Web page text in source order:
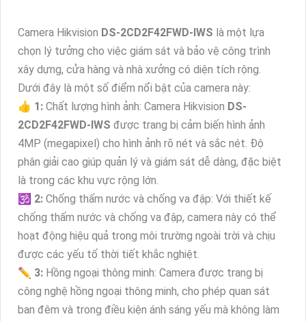
Camera Hikvision DS-2CD2F42FWD-IWS là một lựa
chọn lý tưởng cho việc giám sát và bảo vệ công trình
xây dựng, cửa hàng và nhà xưởng có diện tích rộng.
Dưới đây là một số điểm nổi bật của camera này:
👍 1: Chất lượng hình ảnh: Camera Hikvision DS-
2CD2F42FWD-IWS được trang bị cảm biến hình ảnh
4MP (megapixel) cho hình ảnh rõ nét và sắc nét. Độ
phân giải cao giúp quản lý và giám sát dễ dàng, đặc biệt
là trong các khu vực rộng lớn.
🕉️ 2: Chống thấm nước và chống va đập: Với thiết kế
chống thấm nước và chống va đập, camera này có thể
hoạt động hiệu quả trong môi trường ngoài trời và chịu
được các yếu tố thời tiết khắc nghiệt.
✏ 3: Hồng ngoại thông minh: Camera được trang bị
công nghệ hồng ngoại thông minh, cho phép quan sát
ban đêm và trong điều kiện ánh sáng yếu mà không làm